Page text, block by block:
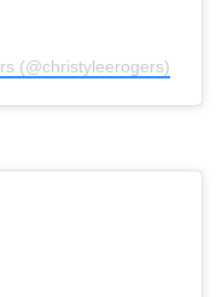
(@christyleerogers)